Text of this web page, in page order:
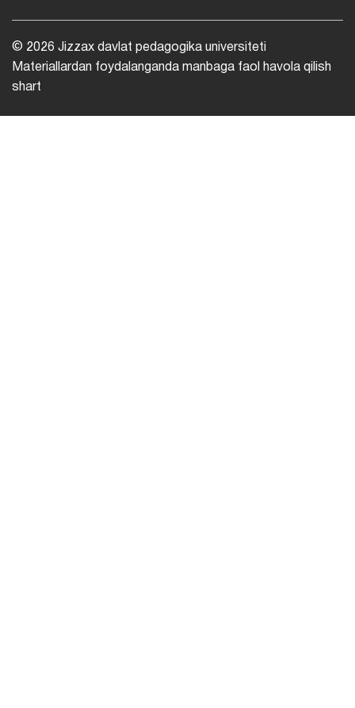
© 2026 Jizzax davlat pedagogika universiteti
Materiallardan foydalanganda manbaga faol havola qilish
shart